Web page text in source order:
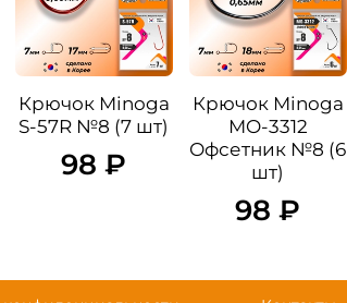
Крючок Minoga
S-57R №8 (7 шт)
98 ₽
Крючок Minoga
MO-3312
Офсетник №8 (6
шт)
98 ₽